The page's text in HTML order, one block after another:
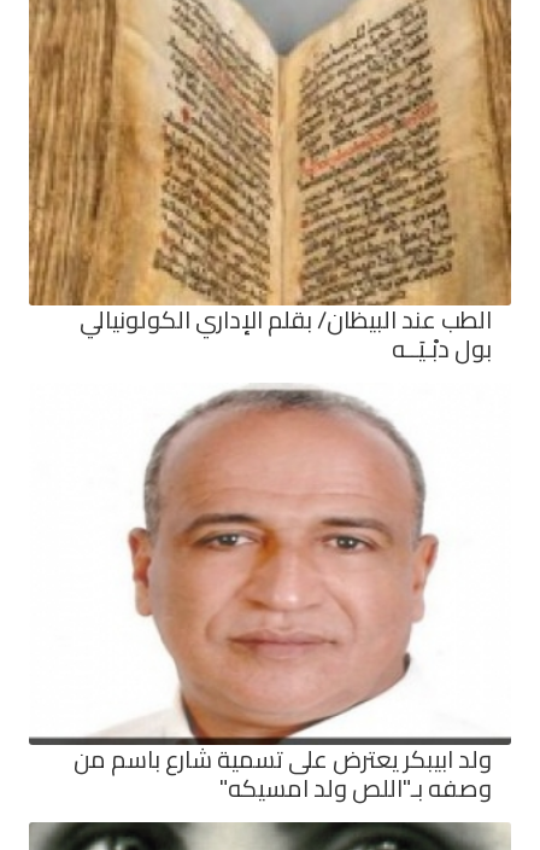
الطب عند البيظان/ بقلم الإداري الكولونيالي
بول دبْـيَــه
ولد ابيبكر يعترض على تسمية شارع باسم من
وصفه بـ"اللص ولد امسيكه"